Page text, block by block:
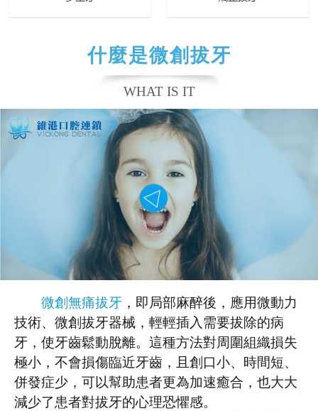
什麼是微創拔牙
WHAT IS IT
微創無痛拔牙 ，即局部麻醉後，應用微動力
技術、微創拔牙器械，輕輕插入需要拔除的病
牙，使牙齒鬆動脫離。這種方法對周圍組織損失
極小，不會損傷臨近牙齒，且創口小、時間短、
併發症少，可以幫助患者更為加速癒合，也大大
減少了患者對拔牙的心理恐懼感。